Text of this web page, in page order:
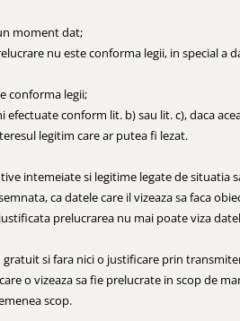
moment dat;
nu este conforma legii, in special a
conforma legii;
conform lit. b) sau lit. c), daca
legitim care ar putea fi lezat.
intemeiate si legitime legate de situatia
ca datele care il vizeaza sa faca
prelucrarea nu mai poate viza
si fara nici o justificare prin
o vizeaza sa fie prelucrate in scop de
scop.